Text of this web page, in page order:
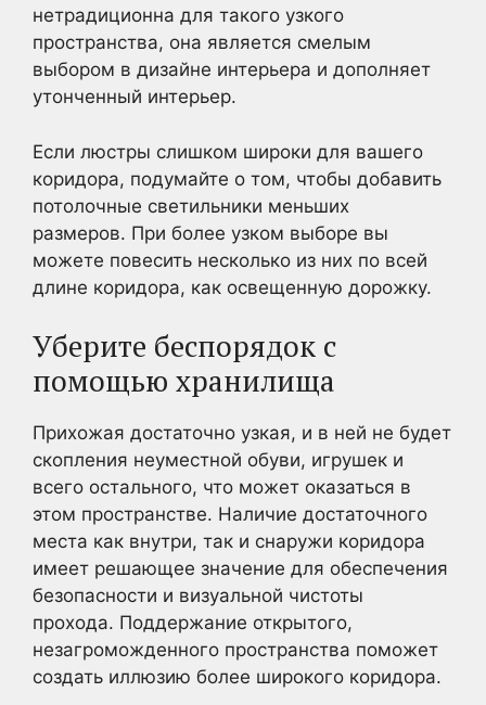
нетрадиционна для такого узкого
пространства, она является смелым
выбором в дизайне интерьера и дополняет
утонченный интерьер.
Если люстры слишком широки для вашего
коридора, подумайте о том, чтобы добавить
потолочные светильники меньших
размеров. При более узком выборе вы
можете повесить несколько из них по всей
длине коридора, как освещенную дорожку.
Уберите беспорядок с
помощью хранилища
Прихожая достаточно узкая, и в ней не будет
скопления неуместной обуви, игрушек и
всего остального, что может оказаться в
этом пространстве. Наличие достаточного
места как внутри, так и снаружи коридора
имеет решающее значение для обеспечения
безопасности и визуальной чистоты
прохода. Поддержание открытого,
незагроможденного пространства поможет
создать иллюзию более широкого коридора.